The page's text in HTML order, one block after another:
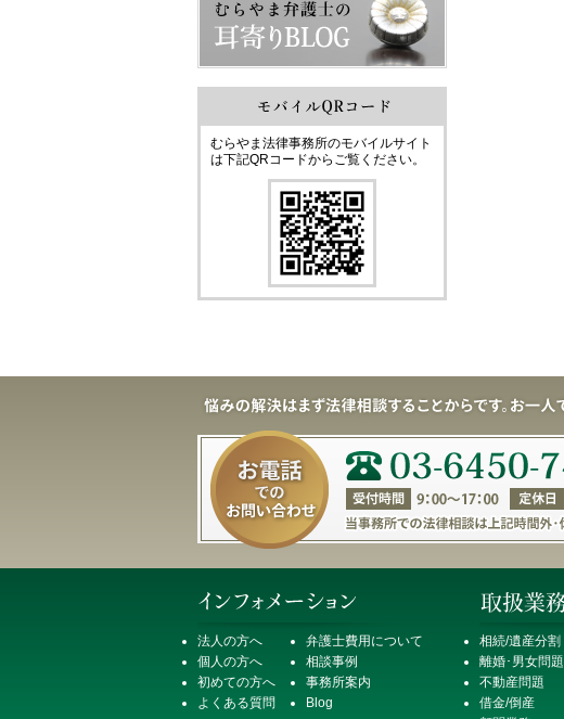
むらやま法律事務所のモバイルサイト
は下記QRコードからご覧ください。
法人の方へ
個人の方へ
初めての方へ
よくある質問
弁護士費用について
相談事例
事務所案内
Blog
相続/遺産分割
離婚･男女問題
不動産問題
借金/倒産